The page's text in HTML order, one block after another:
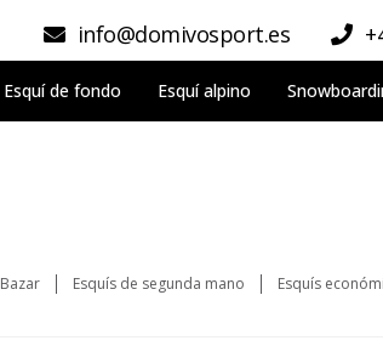
info@domivosport.es
Esquí de fondo Esquí alpino
Bazar Esquís de segunda mano Esquís